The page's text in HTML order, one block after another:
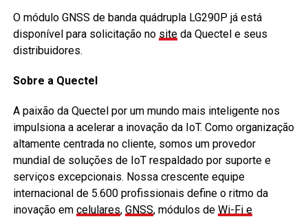
O módulo GNSS de banda quádrupla LG290P já está
disponível para solicitação no siteda Quectel e seus
distribuidores.
Sobre a Quectel
A paixão da Quectel por um mundo mais inteligente nos
impulsiona a acelerar a inovação da IoT. Como organização
altamente centrada no cliente, somos um provedor
mundial de soluções de IoT respaldado por suporte e
serviços excepcionais. Nossa crescente equipe
internacional de 5.600 profissionais define o ritmo da
inovação em celulares, GNSS, módulos de Wi-Fi e